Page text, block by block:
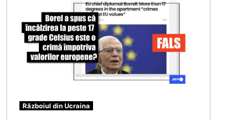
Războiul din Ucraina